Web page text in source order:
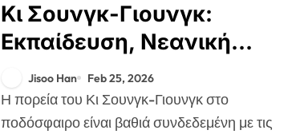
Κι Σουνγκ-Γιουνγκ:
Εκπαίδευση, Νεανική
καριέρα, Οικογενειακή
υποστήριξη
Jisoo Han Feb 25, 2026
Η πορεία του Κι Σουνγκ-Γιουνγκ στο
ποδόσφαιρο είναι βαθιά συνδεδεμένη με τις